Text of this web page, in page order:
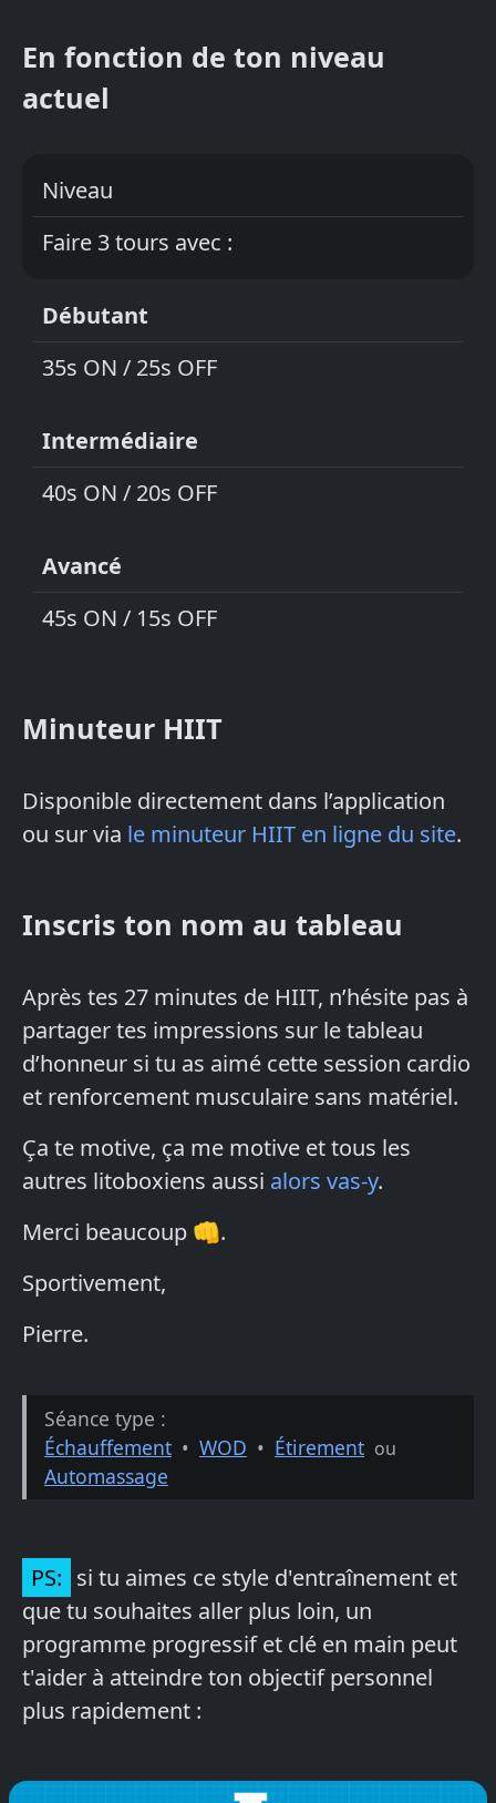
En fonction de ton niveau
actuel
Niveau
Faire 3 tours avec :
Débutant
35s ON / 25s OFF
Intermédiaire
40s ON / 20s OFF
Avancé
45s ON / 15s OFF
Minuteur HIIT
Disponible directement dans l’application
ou sur via le minuteur HIIT en ligne du site.
Inscris ton nom au tableau
Après tes 27 minutes de HIIT, n’hésite pas à
partager tes impressions sur le tableau
d’honneur si tu as aimé cette session cardio
et renforcement musculaire sans matériel.
Ça te motive, ça me motive et tous les
autres litoboxiens aussi alors vas-y.
Merci beaucoup 👊.
Sportivement,
Pierre.
Séance type :
Échauffement • WOD • Étirement ou
Automassage
PS: si tu aimes ce style d'entraînement et
que tu souhaites aller plus loin, un
programme progressif et clé en main peut
t'aider à atteindre ton objectif personnel
plus rapidement :